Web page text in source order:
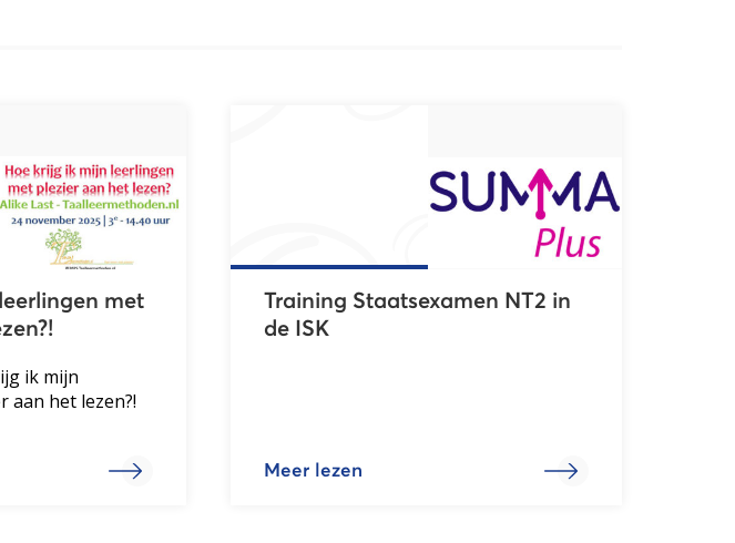
met
ik mijn
aan het lezen?!
Training Staatsexamen NT2 in
de ISK
Meer lezen